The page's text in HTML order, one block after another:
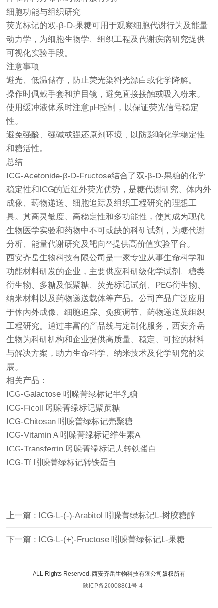
细胞功能与组织研究
荧光标记的双-β-D-果糖可用于观察细胞代谢行为及能量
动力学，为细胞生物学、组织工程及代谢疾病研究提供
可视化实验手段。
注意事项
避光、低温储存，防止荧光染料光漂白或化学降解。
操作时佩戴手套和护目镜，避免直接接触或吸入粉末。
使用缓冲液体系时注意pH控制，以保证荧光信号稳定
性。
避免强酸、强碱或强还原剂环境，以防影响化学稳定性
和糖活性。
总结
ICG-Acetonide-β-D-Fructose结合了双-β-D-果糖的化学
稳定性和ICG的近红外荧光优势，是糖代谢研究、体内外
成像、药物递送、细胞追踪及组织工程研究的理想工
具。其高灵敏度、高稳定性和多功能性，使其成为现代
生物医学实验和药物中不可或缺的科研试剂，为糖代谢
分析、能量代谢研究及靶向**提供高价值实验平台。
西安齐岳生物科技有限公司是一家专业从事生命科学和
功能材料研发的企业，主要供应科研级化学试剂、糖类
衍生物、多糖及低聚糖、荧光标记试剂、PEG衍生物、
纳米材料以及药物递送载体等产品。公司产品广泛应用
于体内外成像、细胞追踪、免疫调节、药物递送及组织
工程研究。通过丰富的产品线与定制化服务，西安齐岳
生物为科研机构和企业提供高质量、稳定、可控的材料
与解决方案，助力生命科学、纳米技术及化学研究的发
展。
相关产品：
ICG-Galactose 吲哚菁绿标记半乳糖
ICG-Ficoll 吲哚菁绿标记聚蔗糖
ICG-Chitosan 吲哚普绿标记壳聚糖
ICG-Vitamin A 吲哚菁绿标记维生素A
ICG-Transferrin 吲哚菁绿标记人转铁蛋白
ICG-Tf 吲哚菁绿标记转铁蛋白
上一篇 : ICG-L-(-)-Arabitol 吲哚菁绿标记L-树胶糖醇
下一篇 : ICG-L-(+)-Fructose 吲哚菁绿标记L-果糖
ALL Rights Reserved. 西安齐岳生物科技有限公司版权所有
陕ICP备20008861号-4